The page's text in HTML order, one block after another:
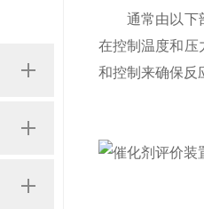
通常由以下部
在控制温度和压
和控制来确保反